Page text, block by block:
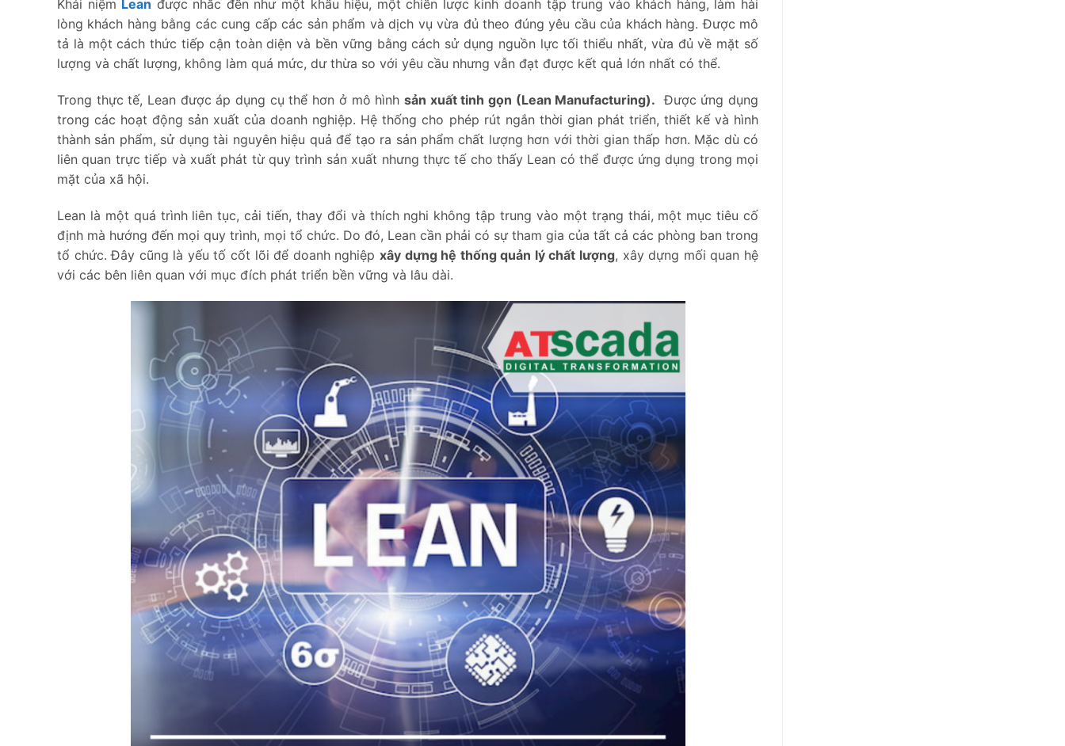
Khái niệm Lean được nhắc đến như một khẩu hiệu, một chiến lược kinh doanh tập trung vào khách hàng, làm hài
lòng khách hàng bằng các cung cấp các sản phẩm và dịch vụ vừa đủ theo đúng yêu cầu của khách hàng. Được mô
tả là một cách thức tiếp cận toàn diện và bền vững bằng cách sử dụng nguồn lực tối thiểu nhất, vừa đủ về mặt số
lượng và chất lượng, không làm quá mức, dư thừa so với yêu cầu nhưng vẫn đạt được kết quả lớn nhất có thể.
Trong thực tế, Lean được áp dụng cụ thể hơn ở mô hình sản xuất tinh gọn (Lean Manufacturing). Được ứng dụng
trong các hoạt động sản xuất của doanh nghiệp. Hệ thống cho phép rút ngắn thời gian phát triển, thiết kế và hình
thành sản phẩm, sử dụng tài nguyên hiệu quả để tạo ra sản phẩm chất lượng hơn với thời gian thấp hơn. Mặc dù có
liên quan trực tiếp và xuất phát từ quy trình sản xuất nhưng thực tế cho thấy Lean có thể được ứng dụng trong mọi
mặt của xã hội.
Lean là một quá trình liên tục, cải tiến, thay đổi và thích nghi không tập trung vào một trạng thái, một mục tiêu cố
định mà hướng đến mọi quy trình, mọi tổ chức. Do đó, Lean cần phải có sự tham gia của tất cả các phòng ban trong
tổ chức. Đây cũng là yếu tố cốt lõi để doanh nghiệp xây dựng hệ thống quản lý chất lượng, xây dựng mối quan hệ
với các bên liên quan với mục đích phát triển bền vững và lâu dài.